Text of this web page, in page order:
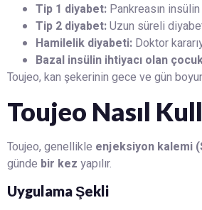
Tip 1 diyabet: Pankreasın
Tip 2 diyabet:Uzun süreli
Hamilelik diyabeti: Doktor
Bazal insülin ihtiyacı olan
Toujeo, kan şekerinin gece ve gün
Toujeo Nasıl
Toujeo, genellikle enjeksiyon kalemi
günde bir kez yapılır.
Uygulama Şekli